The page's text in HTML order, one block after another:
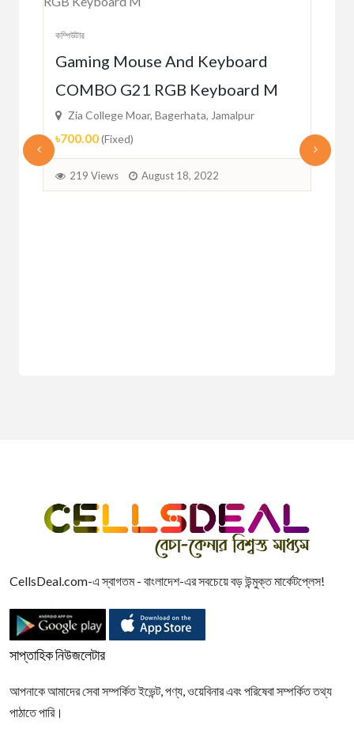
কম্পিউটার
Gaming Mouse And Keyboard
COMBO G21 RGB Keyboard M
Zia College Moar, Bagerhata, Jamalpur
৳700.00(Fixed)
219 Views August 18, 2022
CellsDeal.com-এ স্বাগতম - বাংলাদেশ-এর সবচেয়ে বড় উন্মুক্ত মার্কেটপ্লেস!
সাপ্তাহিক নিউজলেটার
আপনাকে আমাদের সেবা সম্পর্কিত ইভেন্ট, পণ্য, ওয়েবিনার এবং পরিষেবা সম্পর্কিত তথ্য
পাঠাতে পারি।